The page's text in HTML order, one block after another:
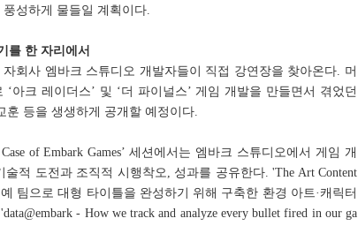
성하게 물들일 계획이다.
를 한 자리에서
회사 엠바크 스튜디오 개발자들이 직접 강연장을 찾아온다. 머
아크 레이더스’ 및 ‘더 파이널스’ 게임 개발을 만들면서 겪었던
등을 생생하게 공개할 예정이다.
of Embark Games’ 세션에서는 엠바크 스튜디오에서 게임 개
적 도전과 조직적 시행착오, 성과를 공유한다. 'The Art Content
팀으로 대형 타이틀을 완성하기 위해 구축한 환경 아트·캐릭터
- How we track and analyze every bullet fired in our ga